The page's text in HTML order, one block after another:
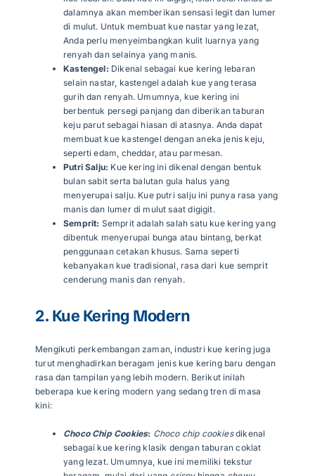
dalamnya akan memberikan sensasi legit dan lumer
di mulut. Untuk membuat kue nastar yang lezat,
Anda perlu menyeimbangkan kulit luarnya yang
renyah dan selainya yang manis.
Kastengel: Dikenal sebagai kue kering lebaran
selain nastar, kastengel adalah kue yang terasa
gurih dan renyah. Umumnya, kue kering ini
berbentuk persegi panjang dan diberikan taburan
keju parut sebagai hiasan di atasnya. Anda dapat
membuat kue kastengel dengan aneka jenis keju,
seperti edam, cheddar, atau parmesan.
Putri Salju: Kue kering ini dikenal dengan bentuk
bulan sabit serta balutan gula halus yang
menyerupai salju. Kue putri salju ini punya rasa yang
manis dan lumer di mulut saat digigit.
Semprit: Semprit adalah salah satu kue kering yang
dibentuk menyerupai bunga atau bintang, berkat
penggunaan cetakan khusus. Sama seperti
kebanyakan kue tradisional, rasa dari kue semprit
cenderung manis dan renyah.
2. Kue Kering Modern
Mengikuti perkembangan zaman, industri kue kering juga
turut menghadirkan beragam jenis kue kering baru dengan
rasa dan tampilan yang lebih modern. Berikut inilah
beberapa kue kering modern yang sedang tren di masa
kini:
Choco Chip Cookies: Choco chip cookiesdikenal
sebagai kue kering klasik dengan taburan coklat
yang lezat. Umumnya, kue ini memiliki tekstur